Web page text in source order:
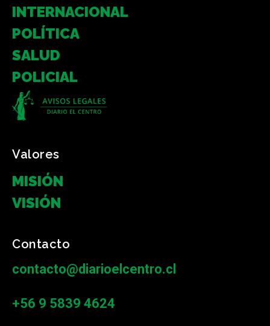
INTERNACIONAL
POLÍTICA
SALUD
POLICIAL
Valores
MISIÓN
VISIÓN
Contacto
contacto@diarioelcentro.cl
+56 9 5839 4624